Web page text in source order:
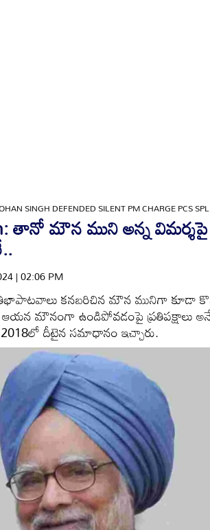
SINGH DEFENDED SILENT PM CHARGE PCS SPL
తానో మౌన ముని అన్న
| 02:06 PM
కనబరిచిన మౌన మునిగా కూడా
ఆయన మౌనంగా ఉండిపోవడంపై ప్రతిపక్షాలు
దీటైన సమాధానం ఇచ్చారు.